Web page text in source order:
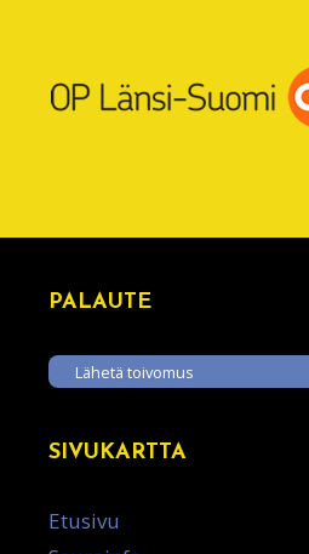
PALAUTE
Lähetä toivomus
SIVUKARTTA
Etusivu